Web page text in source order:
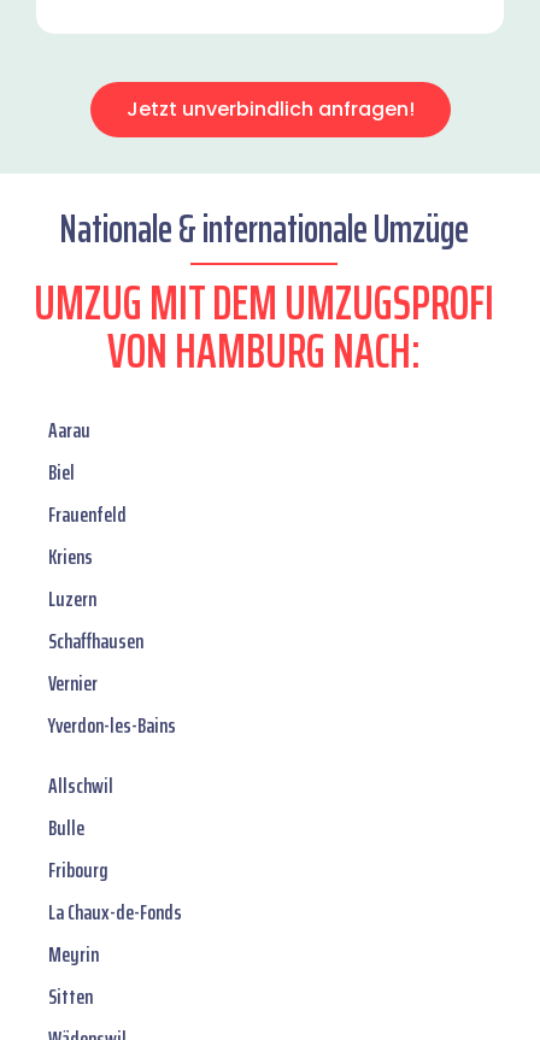
Jetzt unverbindlich anfragen!
Nationale & internationale Umzüge
UMZUG MIT DEM UMZUGSPROFI
VON HAMBURG NACH:
Aarau
Biel
Frauenfeld
Kriens
Luzern
Schaffhausen
Vernier
Yverdon-les-Bains
Allschwil
Bulle
Fribourg
La Chaux-de-Fonds
Meyrin
Sitten